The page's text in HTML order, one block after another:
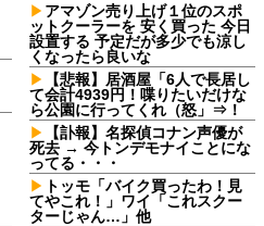
アマゾン売り上げ１位のスポ
ットクーラーを 安く買った 今日
設置する 予定だが多少でも涼し
くなったら良いな
【悲報】居酒屋「6人で長居し
て会計4939円！喋りたいだけな
ら公園に行ってくれ（怒」⇒！
【訃報】名探偵コナン声優が
死去 → 今トンデモナイことにな
ってる・・・
トッモ「バイク買ったわ！見
てやこれ！」ワイ「これスクー
ターじゃん…」他